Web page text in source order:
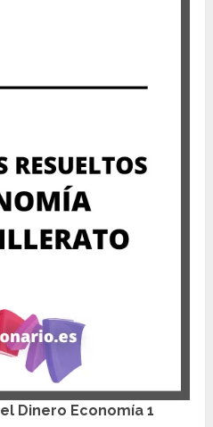
Dinero Economía 1